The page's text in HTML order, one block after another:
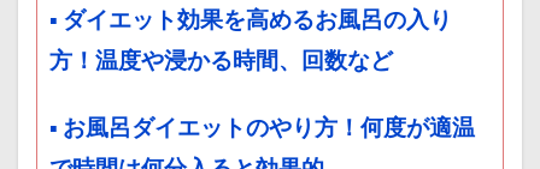
▪ ダイエット効果を高めるお風呂の入り
方！温度や浸かる時間、回数など
▪ お風呂ダイエットのやり方！何度が適温